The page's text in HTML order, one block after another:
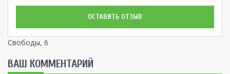
ОСТАВИТЬ ОТЗЫВ
Свободы, 6
ВАШ КОММЕНТАРИЙ